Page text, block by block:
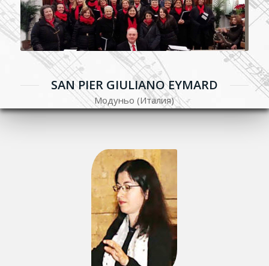
SAN PIER GIULIANO EYMARD
Модуньо (Италия)